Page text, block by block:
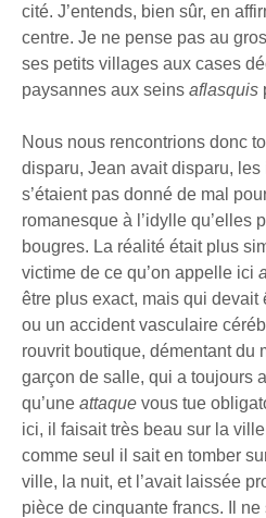
cité. J’entends, bien sûr, en
centre. Je ne pense pas au
ses petits villages aux cases
paysannes aux seins aflasquis
Nous nous rencontrions donc
disparu, Jean avait disparu,
s’étaient pas donné de mal
romanesque à l’idylle qu’elles
bougres. La réalité était plus
victime de ce qu’on appelle ici
être plus exact, mais qui devait
ou un accident vasculaire
rouvrit boutique, démentant du
garçon de salle, qui a toujours
qu’une attaque vous tue
ici, il faisait très beau sur la
comme seul il sait en tomber
ville, la nuit, et l’avait laissée
pièce de cinquante francs. Il